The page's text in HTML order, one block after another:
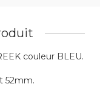
couleur BLEU.
52mm.